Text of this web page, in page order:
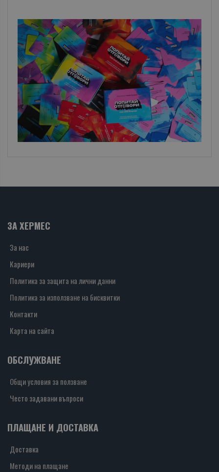
ЗА ХЕРМЕС
За нас
Кариери
Политика за защита на лични данни
Политика за използване на бисквитки
Контакти
Карта на сайта
ОБСЛУЖВАНЕ
Общи условия за ползване
Често задавани въпроси
ПЛАЩАНЕ И ДОСТАВКА
Доставка
Методи на плащане